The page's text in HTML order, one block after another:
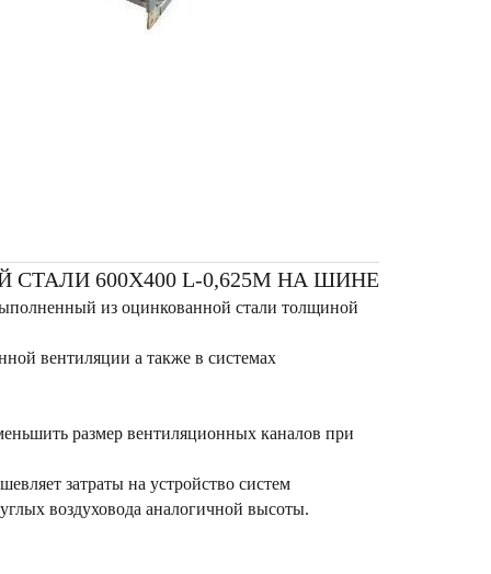
600Х400 L-0,625М НА ШИНЕ
из оцинкованной стали толщиной
вентиляции а также в системах
размер вентиляционных каналов при
затраты на устройство систем
воздуховода аналогичной высоты.